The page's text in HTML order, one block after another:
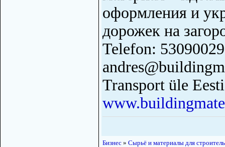
оформления и
дорожек на
Telefon:
Transport üle Eesti
Бизнес » Сырьё и материалы для